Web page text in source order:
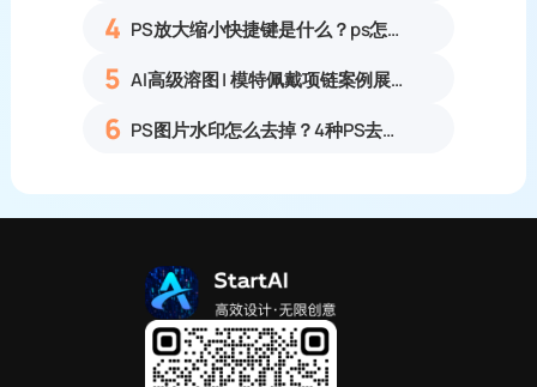
4 PS放大缩小快捷键是什么？ps怎么把图片拉大拉小？
5 AI高级溶图 | 模特佩戴项链案例展示
6 PS图片水印怎么去掉？4种PS去水印方法教程无痕去除各类图片水印